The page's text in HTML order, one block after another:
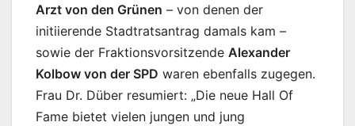
Arzt von den Grünen – von denen der
initiierende Stadtratsantrag damals kam –
sowie der Fraktionsvorsitzende Alexander
Kolbow von der SPD waren ebenfalls zugegen.
Frau Dr. Düber resumiert: „Die neue Hall Of
Fame bietet vielen jungen und jung